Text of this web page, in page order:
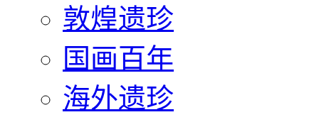
敦煌遗珍
国画百年
海外遗珍